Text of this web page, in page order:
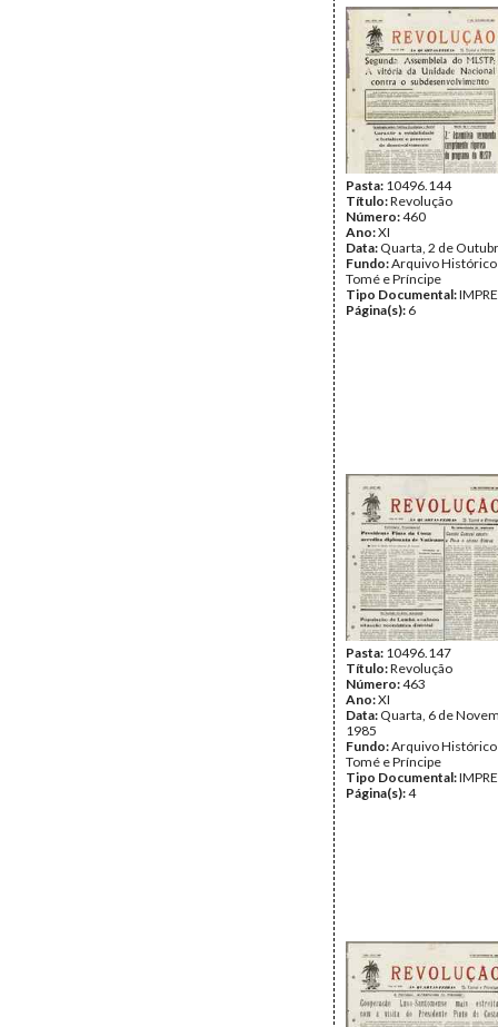
Pasta: 10496.144
Título:Revolução
Número:460
Ano:XI
Data: Quarta, 2 de
Fundo:Arquivo Histórico
Tomé e Príncipe
Tipo Documental:
Página(s): 6
Pasta: 10496.147
Título:Revolução
Número:463
Ano:XI
Data: Quarta, 6 de
1985
Fundo:Arquivo Histórico
Tomé e Príncipe
Tipo Documental:
Página(s):4